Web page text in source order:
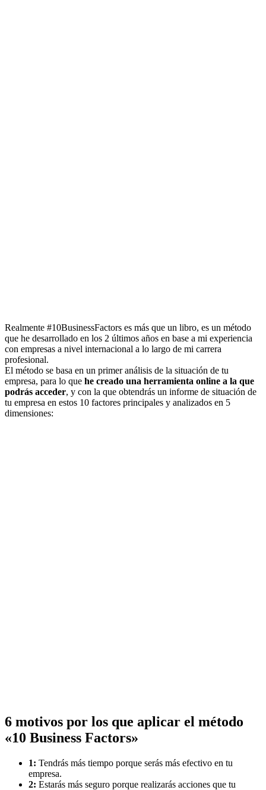
Realmente #10BusinessFactors es más que un libro, es un método
que he desarrollado en los 2 últimos años en base a mi experiencia
con empresas a nivel internacional a lo largo de mi carrera
profesional.
El método se basa en un primer análisis de la situación de tu
empresa, para lo que he creado una herramienta online a la que
podrás acceder, y con la que obtendrás un informe de situación de
tu empresa en estos 10 factores principales y analizados en 5
dimensiones:
6 motivos por los que aplicar el método
«10 Business Factors»
1: Tendrás más tiempo porque serás más efectivo en tu
empresa.
2: Estarás más seguro porque realizarás acciones que tu